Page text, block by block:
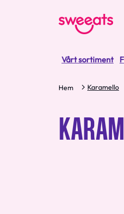
Vårt sortiment
Hem Karamello